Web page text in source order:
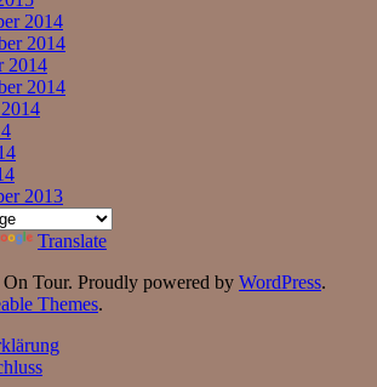
2014
2014
2014
2014
2013
Translate
Tour. Proudly powered by WordPress.
Themes.